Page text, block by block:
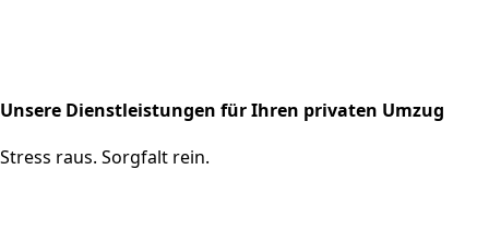
Unsere Dienstleistungen für Ihren privaten Umzug
Stress raus. Sorgfalt rein.